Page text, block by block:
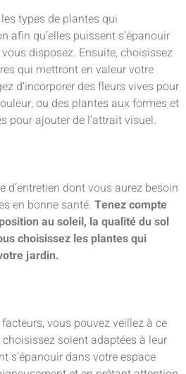
types de plantes qui
afin qu’elles puissent s’épanouir
disposez. Ensuite, choisissez
qui mettront en valeur votre
d’incorporer des fleurs vives pour
ou des plantes aux formes et
pour ajouter de l’attrait visuel.
d’entretien dont vous aurez besoin
en bonne santé. Tenez compte
au soleil, la qualité du sol
choisissez les plantes qui
jardin.
vous pouvez veillez à ce
soient adaptées à leur
s’épanouir dans votre espace